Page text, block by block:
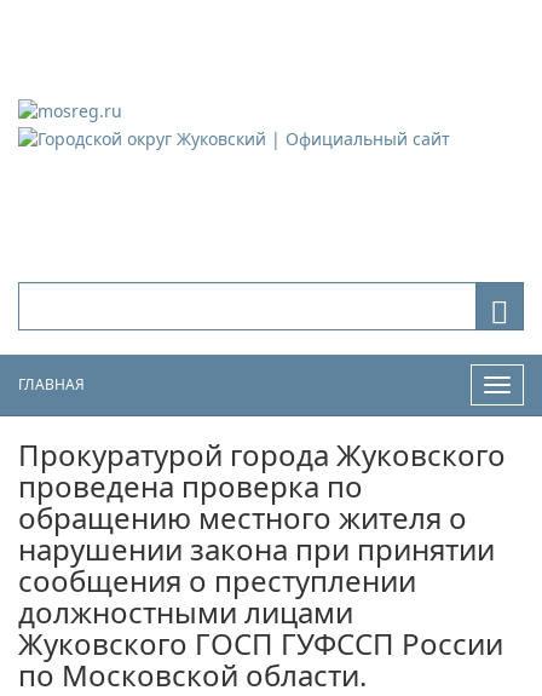
ГЛАВНАЯ
Прокуратурой города Жуковского
проведена проверка по
обращению местного жителя о
нарушении закона при принятии
сообщения о преступлении
должностными лицами
Жуковского ГОСП ГУФССП России
по Московской области.